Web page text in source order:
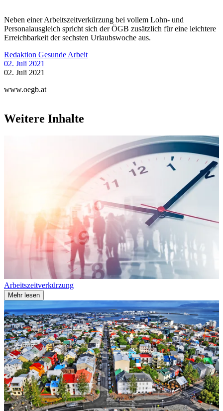
Neben einer Arbeitszeitverkürzung bei vollem Lohn- und
Personalausgleich spricht sich der ÖGB zusätzlich für eine leichtere
Erreichbarkeit der sechsten Urlaubswoche aus.
Redaktion Gesunde Arbeit
02. Juli 2021
02. Juli 2021
www.oegb.at
Weitere Inhalte
Arbeitszeitverkürzung
Mehr lesen